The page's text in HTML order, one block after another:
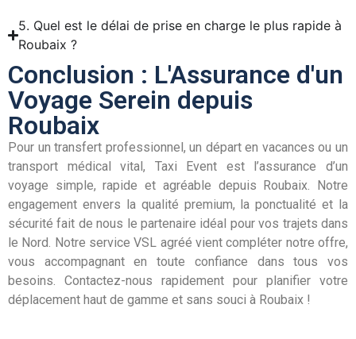
5. Quel est le délai de prise en charge le plus rapide à
Roubaix ?
Conclusion : L'Assurance d'un
Voyage Serein depuis
Roubaix
Pour un transfert professionnel, un départ en vacances ou un
transport médical vital, Taxi Event est l’assurance d’un
voyage simple, rapide et agréable depuis Roubaix. Notre
engagement envers la qualité premium, la ponctualité et la
sécurité fait de nous le partenaire idéal pour vos trajets dans
le Nord. Notre service VSL agréé vient compléter notre offre,
vous accompagnant en toute confiance dans tous vos
besoins. Contactez-nous rapidement pour planifier votre
déplacement haut de gamme et sans souci à Roubaix !